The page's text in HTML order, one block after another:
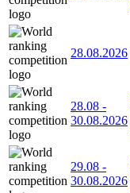
28.08.2026
28.08 -
30.08.2026
29.08 -
30.08.2026